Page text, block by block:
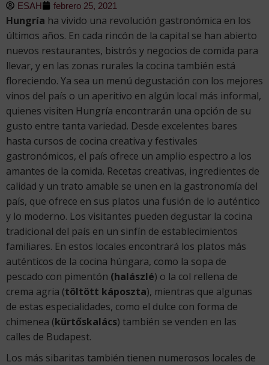
ESAH febrero 25, 2021
Hungría ha vivido una revolución gastronómica en los
últimos años. En cada rincón de la capital se han abierto
nuevos restaurantes, bistrós y negocios de comida para
llevar, y en las zonas rurales la cocina también está
floreciendo. Ya sea un menú degustación con los mejores
vinos del país o un aperitivo en algún local más informal,
quienes visiten Hungría encontrarán una opción de su
gusto entre tanta variedad. Desde excelentes bares
hasta cursos de cocina creativa y festivales
gastronómicos, el país ofrece un amplio espectro a los
amantes de la comida. Recetas creativas, ingredientes de
calidad y un trato amable se unen en la gastronomía del
país, que ofrece en sus platos una fusión de lo auténtico
y lo moderno. Los visitantes pueden degustar la cocina
tradicional del país en un sinfín de establecimientos
familiares. En estos locales encontrará los platos más
auténticos de la cocina húngara, como la sopa de
pescado con pimentón (halászlé) o la col rellena de
crema agria (töltött káposzta), mientras que algunas
de estas especialidades, como el dulce con forma de
chimenea (kürtőskalács) también se venden en las
calles de Budapest.
Los más sibaritas también tienen numerosos locales de